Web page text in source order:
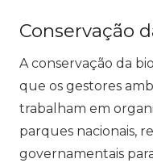
Conservação
A conservação da
que os gestores
trabalham em
parques nacionais,
governamentais